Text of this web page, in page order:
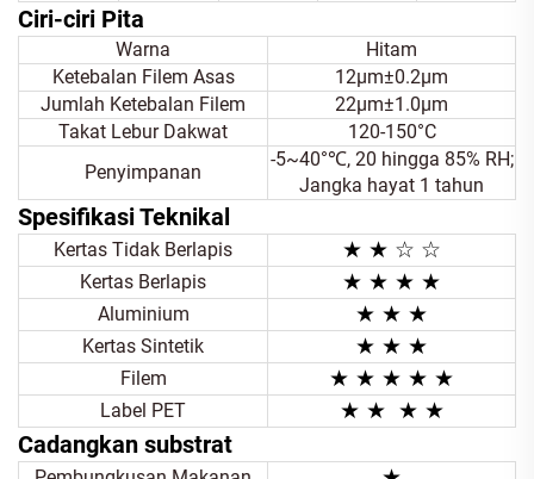
Ciri-ciri Pita
Spesifikasi Teknikal
Warna
Hitam
Ketebalan Filem Asas
12μm±0.2μm
Jumlah Ketebalan Filem
22μm±1.0μm
Takat Lebur Dakwat
120-150°C
Penyimpanan
-5~40°℃, 20 hingga 85% RH;
Jangka hayat 1 tahun
Cadangkan substrat
Kertas Tidak Berlapis ★ ★ ☆ ☆
Kertas Berlapis ★ ★ ★ ★
Aluminium ★ ★ ★
Kertas Sintetik ★ ★ ★
Filem ★ ★ ★ ★ ★
Label PET ★ ★ ★ ★